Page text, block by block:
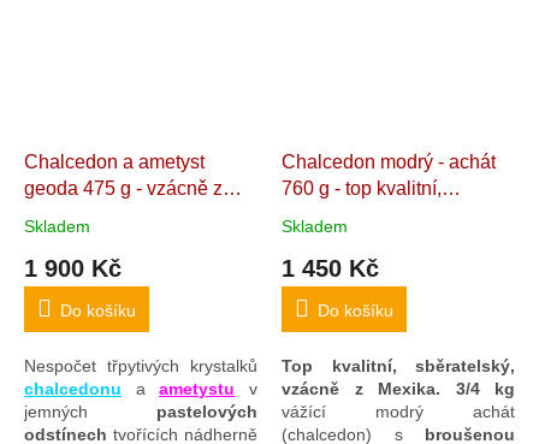
Chalcedon a ametyst
geoda 475 g - vzácně z
Výběrová sběratelská
cm. Maroko
Skladem
1 900 Kč
Do košíku
Nespočet třpytivých krystalků
chalcedonu aametystu v
jemných pastelových
odstínech tvořících nádherně
Chalcedon modrý - achát
760 g - top kvalitní,
partnerství, komunikace a
Top kvalita. 13,8 x 10 x 4,5
Skladem
1 450 Kč
Do košíku
Top kvalitní, sběratelský,
vzácně z Mexika. 3/4 kg
vážící modrý achát
(chalcedon) sbroušenou